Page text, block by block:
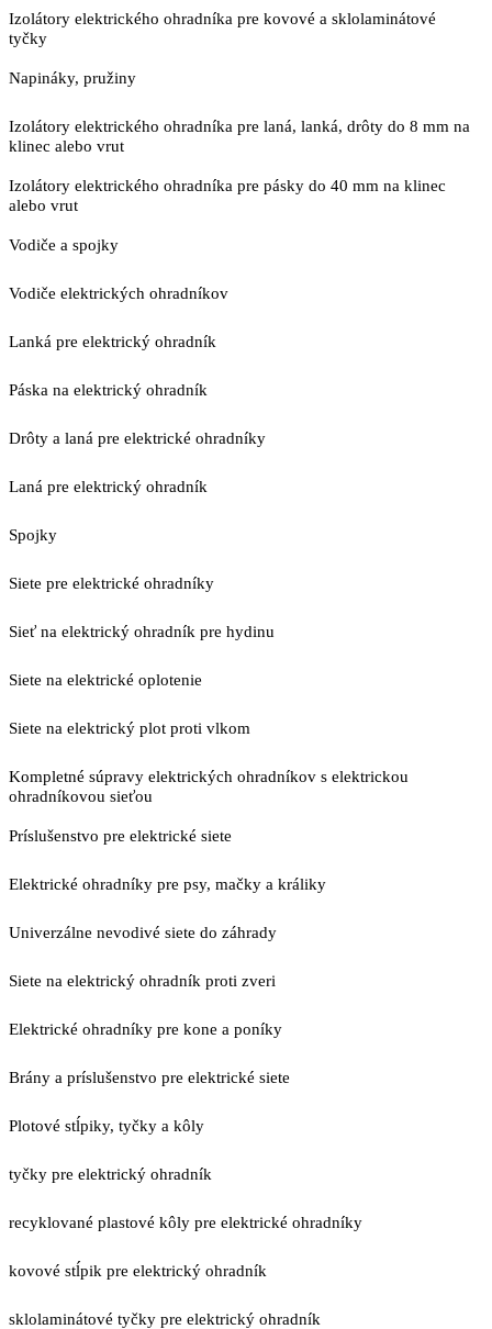
Izolátory elektrického ohradníka pre kovové a sklolaminátové
tyčky
Napináky, pružiny
Izolátory elektrického ohradníka pre laná, lanká, drôty do 8 mm na
klinec alebo vrut
Izolátory elektrického ohradníka pre pásky do 40 mm na klinec
alebo vrut
Vodiče a spojky
Vodiče elektrických ohradníkov
Lanká pre elektrický ohradník
Páska na elektrický ohradník
Drôty a laná pre elektrické ohradníky
Laná pre elektrický ohradník
Spojky
Siete pre elektrické ohradníky
Sieť na elektrický ohradník pre hydinu
Siete na elektrické oplotenie
Siete na elektrický plot proti vlkom
Kompletné súpravy elektrických ohradníkov s elektrickou
ohradníkovou sieťou
Príslušenstvo pre elektrické siete
Elektrické ohradníky pre psy, mačky a králiky
Univerzálne nevodivé siete do záhrady
Siete na elektrický ohradník proti zveri
Elektrické ohradníky pre kone a poníky
Brány a príslušenstvo pre elektrické siete
Plotové stĺpiky, tyčky a kôly
tyčky pre elektrický ohradník
recyklované plastové kôly pre elektrické ohradníky
kovové stĺpik pre elektrický ohradník
sklolaminátové tyčky pre elektrický ohradník